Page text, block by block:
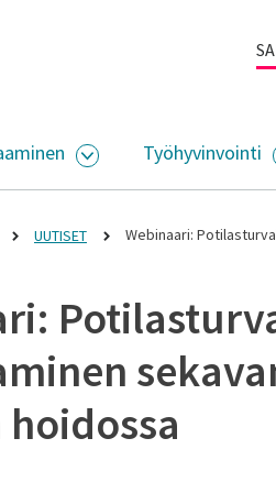
AVAA ALASIVUJEN
Työhyvinvointi
UUTISET Webinaari: